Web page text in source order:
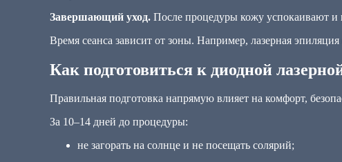
Завершающий уход. После процедуры кожу успокаивают и
Время сеанса зависит от зоны. Например, лазерная
Как подготовиться к диодной
Правильная подготовка напрямую влияет на комфорт,
За 10–14 дней до процедуры:
не загорать на солнце и не посещать солярий;